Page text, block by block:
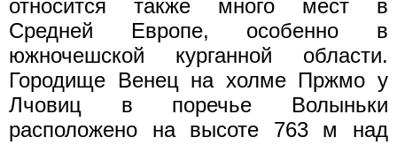
относится также много мест в
Средней Европе, особенно в
южночешской курганной области.
Городище Венец на холме Пржмо у
Лчовиц в поречье Волыньки
расположено на высоте 763 м над